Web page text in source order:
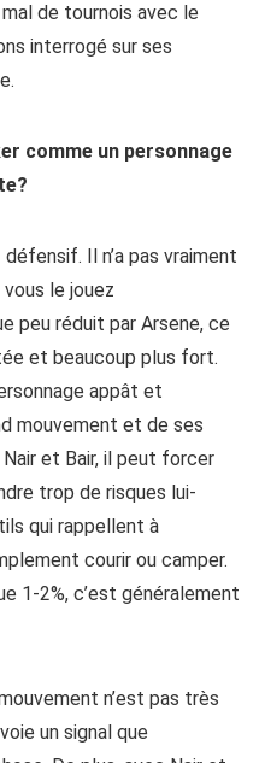
de tournois avec le
interrogé sur ses
comme un personnage
Il n’a pas vraiment
le jouez
peu réduit par Arsene, ce
et beaucoup plus fort.
appât et
mouvement et de ses
et Bair, il peut forcer
trop de risques lui-
qui rappellent à
courir ou camper.
1-2%, c’est généralement
n’est pas très
un signal que